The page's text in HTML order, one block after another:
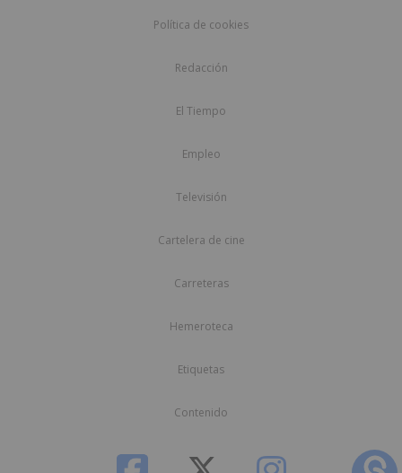
Política de cookies
Redacción
El Tiempo
Empleo
Televisión
Cartelera de cine
Carreteras
Hemeroteca
Etiquetas
Contenido